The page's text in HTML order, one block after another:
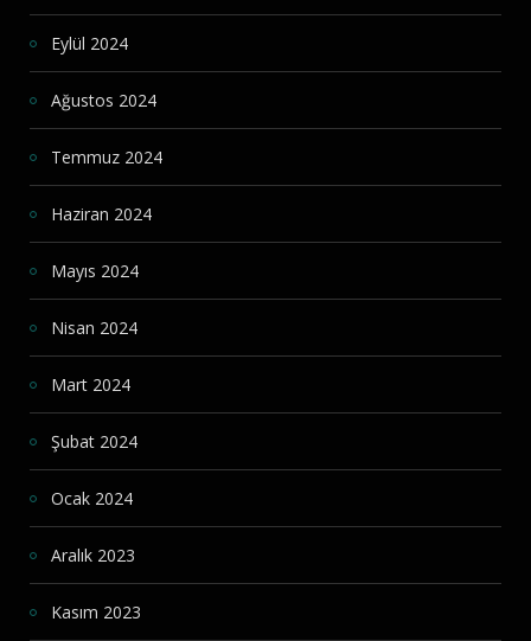
Eylül 2024
Ağustos 2024
Temmuz 2024
Haziran 2024
Mayıs 2024
Nisan 2024
Mart 2024
Şubat 2024
Ocak 2024
Aralık 2023
Kasım 2023